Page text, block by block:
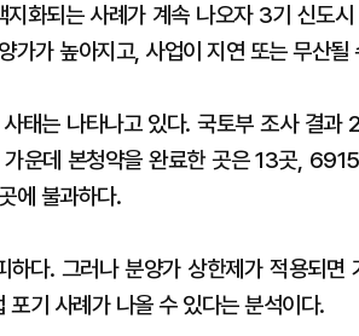
화되는 사례가 계속 나오자 3기 신도
가가 높아지고, 사업이 지연 또는 무산될
태는 나타나고 있다. 국토부 조사 결과
운데 본청약을 완료한 곳은 13곳,
에 불과하다.
다. 그러나 분양가 상한제가 적용되면
기 사례가 나올 수 있다는 분석이다.